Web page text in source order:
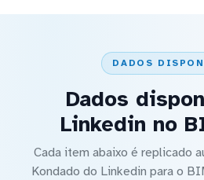
DADOS
Dados
Linkedin no
Cada item abaixo é replicado
Kondado do Linkedin para o